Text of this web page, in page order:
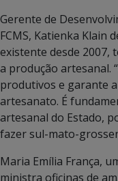
Gerente de
FCMS, Katienka Klain
existente desde 2007,
a produção artesanal.
produtivos e garante
artesanato. É
artesanal do Estado,
fazer sul-mato-
Maria Emília França,
ministra oficinas de